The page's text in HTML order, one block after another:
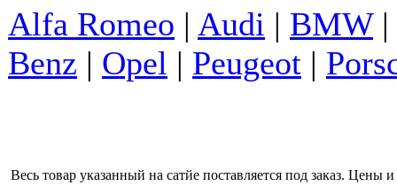
Alfa Romeo | Audi | BMW|
Benz | Opel | Peugeot |
Весь товар указанный на сатйе поставляется под заказ. Цены